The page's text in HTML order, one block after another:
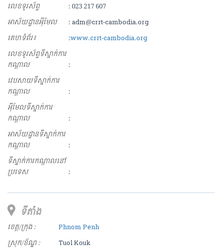
លេខទូរស័ព្ទ
: 023 217 607
អាស័យ​ដ្ឋាន​អុីមែល
: adm@crrt-cambodia.org
គេហទំព័រ៖
:www.crrt-cambodia.org
លេខទូរស័ព្ទទីស្នាក់ការ
កណ្ដាល
:
វេបសាយទីស្នាក់ការ
កណ្ដាល
:
អុីមែលទីស្នាក់ការ
កណ្ដាល
:
អាស័យដ្ឋានទីស្នាក់ការ
កណ្ដាល
:
ទីស្នាក់ការកណ្ដាលនៅ
ប្រទេស
:
ទីតាំង
ខេត្ត/ក្រុង :
Phnom Penh
ស្រុក/ខ័ណ្ឌ :
Tuol Kouk